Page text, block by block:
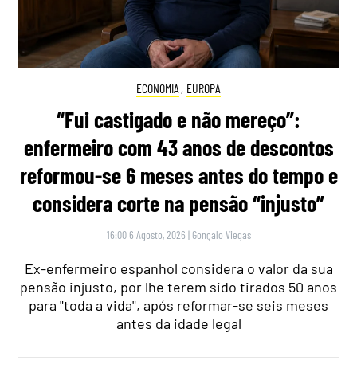
ECONOMIA , EUROPA
“Fui castigado e não mereço”:
enfermeiro com 43 anos de descontos
reformou-se 6 meses antes do tempo e
considera corte na pensão “injusto”
16:00 6 Agosto, 2026 | Gonçalo Viegas
Ex-enfermeiro espanhol considera o valor da sua
pensão injusto, por lhe terem sido tirados 50 anos
para "toda a vida", após reformar-se seis meses
antes da idade legal